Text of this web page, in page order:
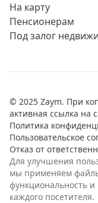
На карту
Пенсионерам
Под залог
© 2025 Zaym. При
активная ссылка на
Политика
Пользовательское
Отказ от
Для улучшения
мы применяем
функциональность
каждого посетителя.